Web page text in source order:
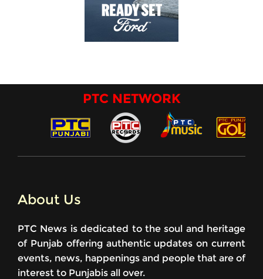
PTC NETWORK
About Us
PTC News is dedicated to the soul and heritage
of Punjab offering authentic updates on current
events, news, happenings and people that are of
interest to Punjabis all over.